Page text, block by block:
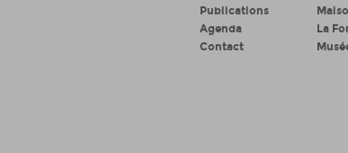
Publications
Agenda
Contact
La